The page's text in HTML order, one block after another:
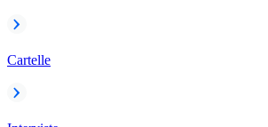
Cartelle